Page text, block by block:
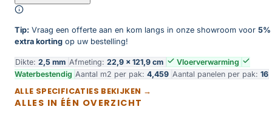
Tip: Vraag een offerte aan en kom langs in onze showroom voor 5%
extra korting op uw bestelling!
Dikte: 2,5 mm Afmeting: 22,9 × 121,9 cm
Vloerverwarming
Waterbestendig Aantal m2 per pak: 4,459 Aantal panelen per pak: 16
ALLE SPECIFICATIES BEKIJKEN →
ALLES IN ÉÉN OVERZICHT